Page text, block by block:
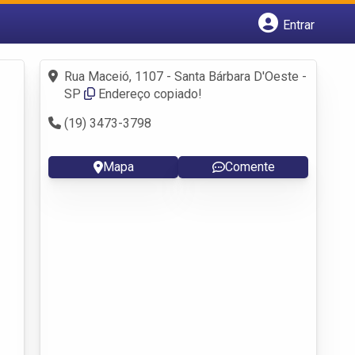
Entrar
Fazer login
Criar conta
Rua Maceió, 1107 - Santa Bárbara D'Oeste -
SP
Endereço copiado!
(19) 3473-3798
Mapa Comente